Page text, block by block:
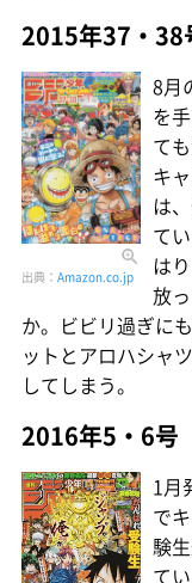
2015年37・38
出典： Amazon.co.jp
8月
を
て
キ
は
て
は
放
か。ビビリ過ぎに
ットとアロハシャ
してしまう。
2016年5・6号
1月
で
験
て